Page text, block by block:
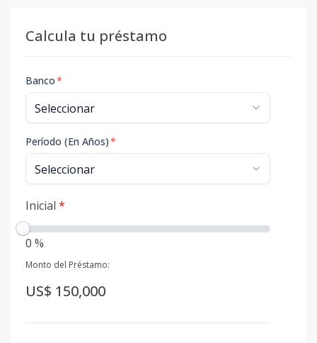
Calcula tu préstamo
Banco*
Período (En Años)*
Inicial *
0 %
Monto del Préstamo:
US$ 150,000